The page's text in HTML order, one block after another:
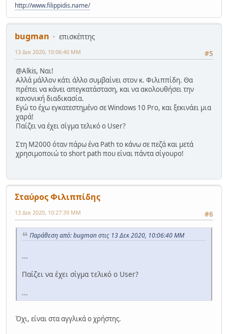
http://www.filippidis.name/
bugman
επισκέπτης
#5
13 Δεκ 2020, 10:06:40 ΜΜ
@Alkis, Ναι!
Αλλά μάλλον κάτι άλλο συμβαίνει στον κ. Φιλιππίδη. Θα
πρέπει να κάνει απεγκατάσταση, και να ακολουθήσει την
κανονική διαδικασία.
Εγώ το έχω εγκατεστημένο σε Windows 10 Pro, και ξεκινάει μια
χαρά!
Παίζει να έχει σίγμα τελικό ο User?
Στη Μ2000 όταν πάρω ένα Path το κάνω σε πεζά και μετά
χρησιμοποιώ το short path που είναι πάντα σίγουρο!
Σταύρος Φιλιππίδης
#6
13 Δεκ 2020, 10:27:39 ΜΜ
Παράθεση από: bugman στις 13 Δεκ 2020, 10:06:40 ΜΜ
...
Παίζει να έχει σίγμα τελικό ο User?
...
Όχι, είναι στα αγγλικά ο χρήστης.